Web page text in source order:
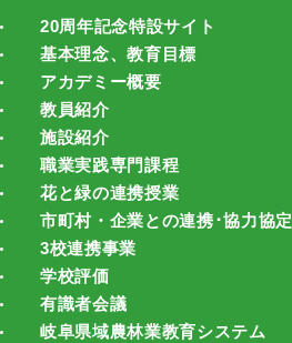
20周年記念特設サイト
基本理念、教育目標
アカデミー概要
教員紹介
施設紹介
職業実践専門課程
花と緑の連携授業
市町村・企業との連携･協力協定
3校連携事業
学校評価
有識者会議
岐阜県域農林業教育システム